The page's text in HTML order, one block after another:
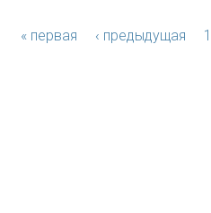
« первая ‹ предыдущая 1